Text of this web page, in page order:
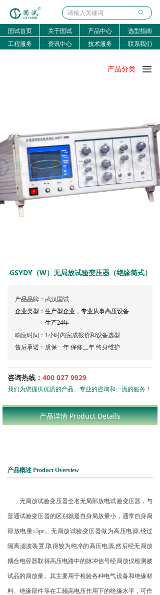
工程服务 资讯中心 技术服务 联系我们
国试首页 关于国试 产品中心 选型指南
ꄙ
GSYDY（W）无局放试验变压器（绝缘筒式）
产品品牌：武汉国试
企业类型：生产型企业，专业从事高压设备
响应时间：1小时内完成报价和设备选型
售后承诺：质保一年 保修三年 终身维护
生产24年
产品详情 Product Details
产品概述 Product Overview
无局放试验变压器全名无局部放电试验变压器，与
普通试验变压器的区别就是自身局放量小，通常自身局
部放电量≤5pc。无局放试验变压器做为高压电源,经过
隔离滤波装置,取得较为纯净的高压电源,然后经无局放
耦合电容器取得高压电路中的脉冲信号经局放仪检测被
试品的局放量。其主要用于检验各种电气设备和绝缘材
料、绝缘部件等在工频高电压作用下的绝缘水平，可作
咨询热线： 400 027 9929
我们为您提供优质的产品、专业的咨询和一流的服务！
产品分类 끀
400-027-9929